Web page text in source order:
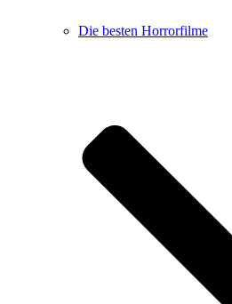
Die besten Horrorfilme